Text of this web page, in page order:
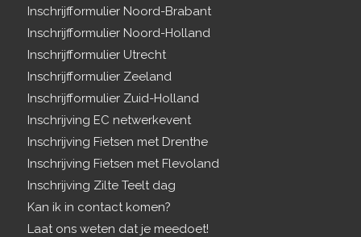
Inschrijfformulier Noord-Brabant
Inschrijfformulier Noord-Holland
Inschrijfformulier Utrecht
Inschrijfformulier Zeeland
Inschrijfformulier Zuid-Holland
Inschrijving EC netwerkevent
Inschrijving Fietsen met Drenthe
Inschrijving Fietsen met Flevoland
Inschrijving Zilte Teelt dag
Kan ik in contact komen?
Laat ons weten dat je meedoet!